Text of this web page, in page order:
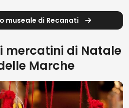
museale di Recanati
mercatini di Natale
Marche